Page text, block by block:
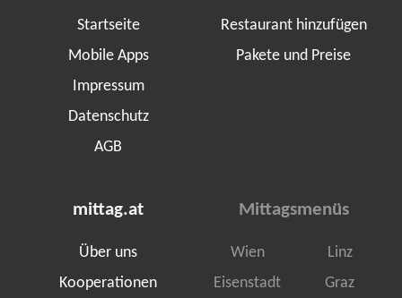
Startseite
Mobile Apps
Impressum
Datenschutz
AGB
Restaurant hinzufügen
Pakete und Preise
mittag.at
Über uns
Kooperationen
Mittagsmenüs
Wien
Linz
Eisenstadt
Graz